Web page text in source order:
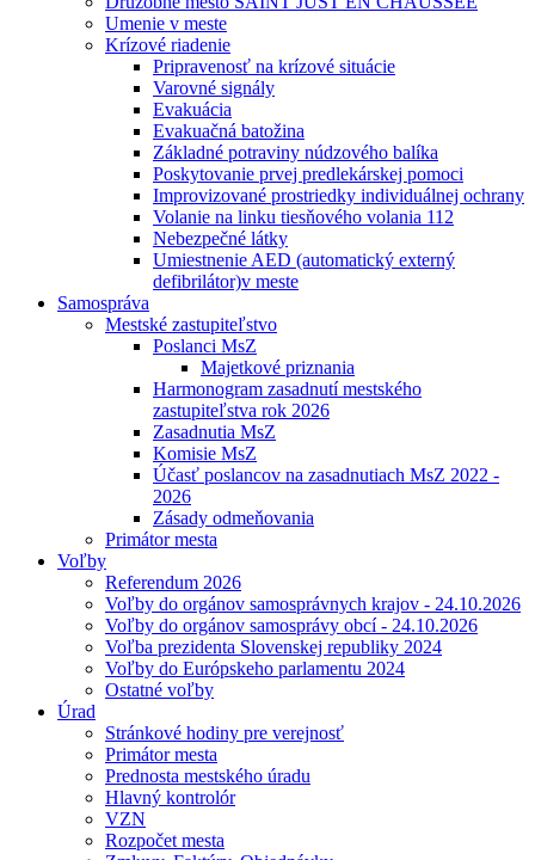
Umenie v meste
Krízové riadenie
Pripravenosť na krízové situácie
Varovné signály
Evakuácia
Evakuačná batožina
Základné potraviny núdzového balíka
Poskytovanie prvej predlekárskej pomoci
Improvizované prostriedky individuálnej ochrany
Volanie na linku tiesňového volania 112
Nebezpečné látky
Umiestnenie AED (automatický externý
defibrilátor)v meste
Samospráva
Mestské zastupiteľstvo
Poslanci MsZ
Majetkové priznania
Harmonogram zasadnutí mestského
zastupiteľstva rok 2026
Zasadnutia MsZ
Komisie MsZ
Účasť poslancov na zasadnutiach MsZ 2022 -
2026
Zásady odmeňovania
Primátor mesta
Voľby
Referendum 2026
Voľby do orgánov samosprávnych krajov - 24.10.2026
Voľby do orgánov samosprávy obcí - 24.10.2026
Voľba prezidenta Slovenskej republiky 2024
Voľby do Európskeho parlamentu 2024
Ostatné voľby
Úrad
Stránkové hodiny pre verejnosť
Primátor mesta
Prednosta mestského úradu
Hlavný kontrolór
VZN
Rozpočet mesta